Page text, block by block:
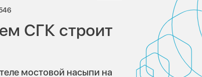
СГК строит
мостовой насыпи на